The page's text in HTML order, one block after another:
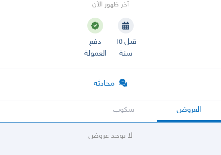
آخر ظهور الآن
قبل ١٥
سنة
دفع
العمولة
محادثة
العروض سكوب
لا يوجد عروض